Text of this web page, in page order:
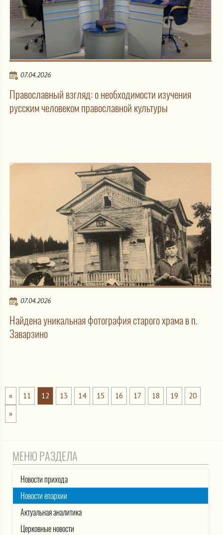
07.04.2026
Православный взгляд: о необходимости изучения
русским человеком православной культуры
07.04.2026
Найдена уникальная фотография старого храма в п.
Заварзино
« 11 12 13 14 15 16 17 18 19
20
»
МЕНЮ РАЗДЕЛА
Новости прихода
Новости епархии
Актуальная аналитика
Церковные новости